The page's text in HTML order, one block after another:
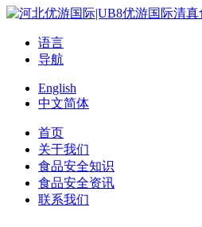
语言
导航
English
中文简体
首页
关于我们
食品安全知识
食品安全资讯
联系我们